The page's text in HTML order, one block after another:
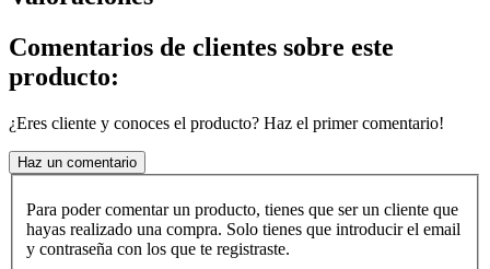
Comentarios de clientes sobre este
producto:
¿Eres cliente y conoces el producto? Haz el primer comentario!
Haz un comentario
Para poder comentar un producto, tienes que ser un cliente que
hayas realizado una compra. Solo tienes que introducir el email
y contraseña con los que te registraste.